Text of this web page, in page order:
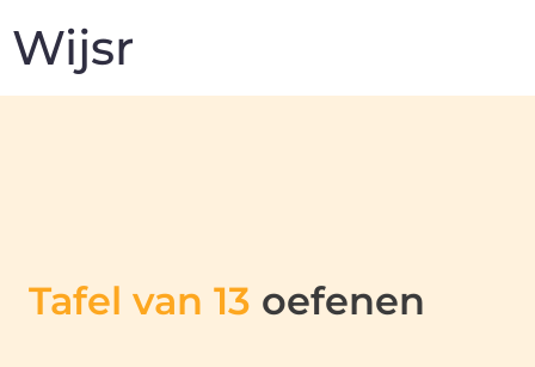
Wijsr
Tafel van 13 oefenen